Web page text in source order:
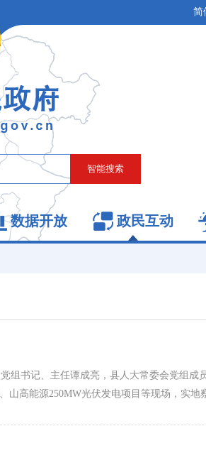
简
数据开放 政民互动
组书记、主任谭成亮，县人大常委会党组
山高能源250MW光伏发电项目等现场，实